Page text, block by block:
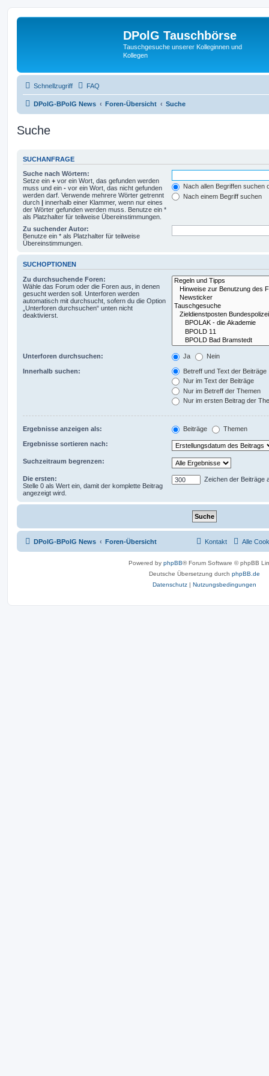
DPolG Tauschbörse
Tauschgesuche unserer Kolleginnen und
Kollegen
Schnellzugriff FAQ
DPolG-BPolG News Foren-Übersicht Suche
Suche
SUCHANFRAGE
Suche nach Wörtern:
Setze ein + vor ein Wort, das gefunden werden
muss und ein - vor ein Wort, das nicht gefunden
werden darf. Verwende mehrere Wörter getrennt
durch | innerhalb einer Klammer, wenn nur eines
der Wörter gefunden werden muss. Benutze ein *
als Platzhalter für teilweise Übereinstimmungen.
Nach allen Begriffen suchen
Nach einem Begriff suchen
Zu suchender Autor:
Benutze ein * als Platzhalter für teilweise
Übereinstimmungen.
SUCHOPTIONEN
Zu durchsuchende Foren:
Wähle das Forum oder die Foren aus, in denen
gesucht werden soll. Unterforen werden
automatisch mit durchsucht, sofern du die Option
„Unterforen durchsuchen“ unten nicht
deaktivierst.
Unterforen durchsuchen: Ja Nein
Innerhalb suchen:
Betreff und Text der Beiträge
Nur im Text der Beiträge
Nur im Betreff der Themen
Nur im ersten Beitrag der
Ergebnisse anzeigen als: Beiträge Themen
Ergebnisse sortieren nach:
Suchzeitraum begrenzen:
Die ersten:
Stelle 0 als Wert ein, damit der komplette Beitrag
angezeigt wird.
Zeichen der Beiträge
DPolG-BPolG News Foren-Übersicht Alle
Kontakt
Powered by phpBB® Forum Software © phpBB
Deutsche Übersetzung durch phpBB.de
Datenschutz | Nutzungsbedingungen